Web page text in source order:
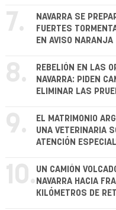
7.
NAVARRA SE
FUERTES
EN AVISO NARANJA
8.
REBELIÓN EN LAS
NAVARRA: PIDEN
ELIMINAR LAS
9.
EL MATRIMONIO
UNA VETERINARIA
ATENCIÓN
10. UN CAMIÓN
NAVARRA HACIA
KILÓMETROS DE